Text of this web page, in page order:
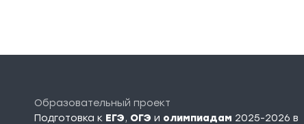
Образовательный проект
Подготовка к ЕГЭ, ОГЭ и олимпиадам 2025-2026 в